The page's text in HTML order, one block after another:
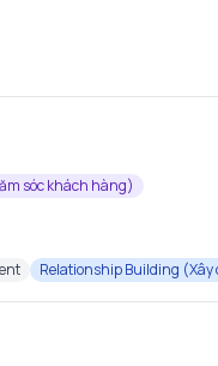
sóc khách hàng)
Relationship Building